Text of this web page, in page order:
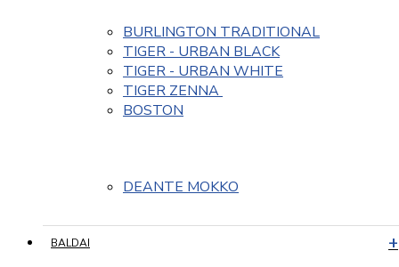
BURLINGTON TRADITIONAL
TIGER - URBAN BLACK
TIGER - URBAN WHITE
TIGER ZENNA
BOSTON
DEANTE MOKKO
BALDAI